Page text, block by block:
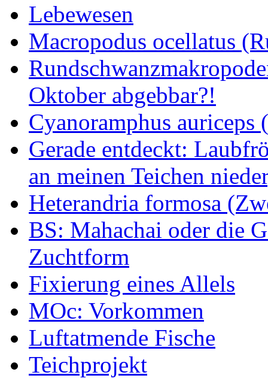
Lebewesen
Macropodus ocellatus
Oktober abgebbar?!
Cyanoramphus
Gerade entdeckt:
an meinen Teichen
Heterandria formosa
BS: Mahachai oder die
Zuchtform
Fixierung eines Allels
MOc: Vorkommen
Luftatmende Fische
Teichprojekt